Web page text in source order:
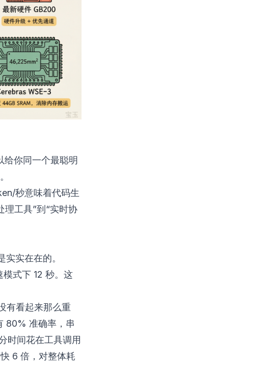
给你同一个最聪明
秒意味着代码生
理工具”到“实时协
实实在在的。
式下 12 秒。这
有看起来那么重
80% 准确率，串
时间花在工具调用
6 倍，对整体耗